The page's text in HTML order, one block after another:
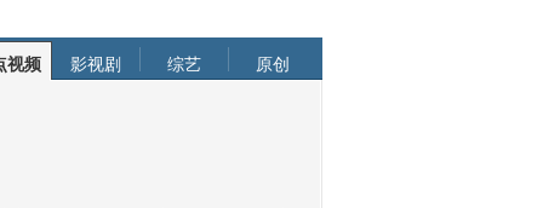
视频 影视剧 综艺 原创